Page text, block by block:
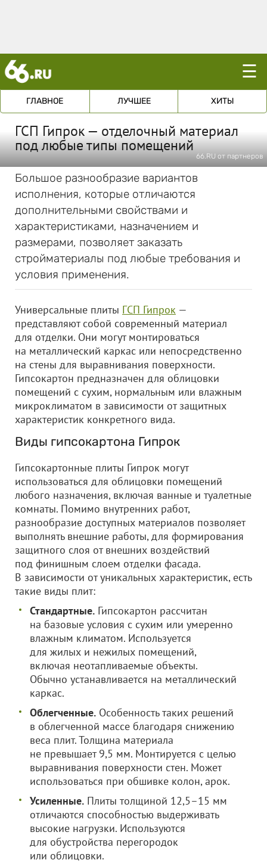
☰
ГЛАВНОЕ ЛУЧШЕЕ ХИТЫ
ГСП Гипрок — отделочный материал
под любые типы помещений
66.RU от партнеров
Большое разнообразие вариантов
исполнения, которые отличаются
дополнительными свойствами и
характеристиками, назначением и
размерами, позволяет заказать
стройматериалы под любые требования и
условия применения.
Универсальные плиты ГСП Гипрок —
представляют собой современный материал
для отделки. Они могут монтироваться
на металлический каркас или непосредственно
на стены для выравнивания поверхности.
Гипсокартон предназначен для облицовки
помещений с сухим, нормальным или влажным
микроклиматом в зависимости от защитных
характеристик конкретного вида.
Виды гипсокартона Гипрок
Гипсокартонные плиты Гипрок могут
использоваться для облицовки помещений
любого назначения, включая ванные и туалетные
комнаты. Помимо внутренних работ,
разнообразие доступных материалов позволяет
выполнять внешние работы, для формирования
защитного слоя от внешних воздействий
под финишным слоем отделки фасада.
В зависимости от уникальных характеристик, есть
такие виды плит:
Стандартные. Гипсокартон рассчитан
на базовые условия с сухим или умеренно
влажным климатом. Используется
для жилых и нежилых помещений,
включая неотапливаемые объекты.
Обычно устанавливается на металлический
каркас.
Облегченные. Особенность таких решений
в облегченной массе благодаря снижению
веса плит. Толщина материала
не превышает 9,5 мм. Монтируется с целью
выравнивания поверхности стен. Может
использоваться при обшивке колон, арок.
Усиленные. Плиты толщиной 12,5–15 мм
отличаются способностью выдерживать
высокие нагрузки. Используются
для обустройства перегородок
или облицовки.